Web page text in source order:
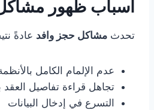
أسباب ظهور
تحدث مشاكل حجز وافد عادةً
عدم الإلمام الكامل
تجاهل قراءة تفاصيل العقد
التسرع في إدخال البيانات